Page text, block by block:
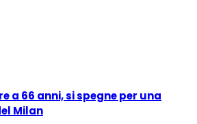
a 66 anni, si spegne per una
Milan